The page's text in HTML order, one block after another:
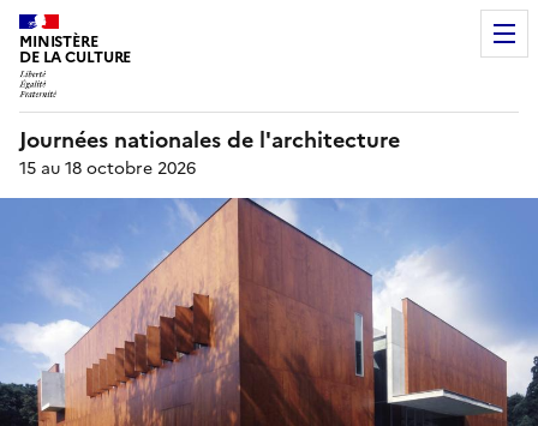
MINISTÈRE
DE LA CULTURE
Journées nationales de l'architecture
15 au 18 octobre 2026